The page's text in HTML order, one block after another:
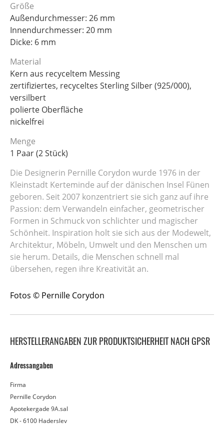
Größe
Außendurchmesser: 26 mm
Innendurchmesser: 20 mm
Dicke: 6 mm
Material
Kern aus recyceltem Messing
zertifiziertes, recyceltes Sterling Silber (925/000),
versilbert
polierte Oberfläche
nickelfrei
Menge
1 Paar (2 Stück)
Die Designerin Pernille Corydon wurde 1976 in der
Kleinstadt Kerteminde auf der dänischen Insel Fünen
geboren. Seit 2007 konzentriert sie sich ganz auf ihre
Passion: dem Verwandeln einfacher, geometrischer
Formen in Schmuck von schlichter und magischer
Schönheit. Inspiration holt sie sich aus der Modewelt,
Architektur, Möbeln, Umwelt und den Menschen um
sie herum. Details, die Menschen schnell mal
übersehen, regen ihre Kreativität an.
Fotos © Pernille Corydon
HERSTELLERANGABEN ZUR PRODUKTSICHERHEIT NACH GPSR
Adressangaben
Firma
Pernille Corydon
Apotekergade 9A.sal
DK - 6100 Haderslev